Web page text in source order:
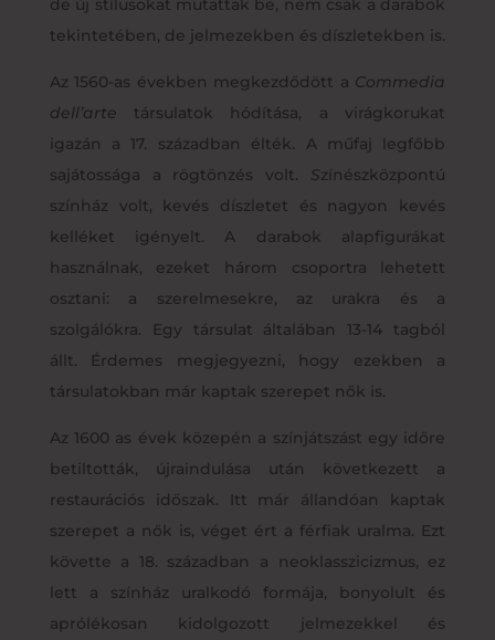
tekintetében, de jelmezekben és díszletekben is.
Az 1560-as években megkezdődött a Commedia
dell’arte társulatok hódítása, a virágkorukat
igazán a 17. században élték. A műfaj legfőbb
sajátossága a rögtönzés volt. Színészközpontú
színház volt, kevés díszletet és nagyon kevés
kelléket igényelt. A darabok alapfigurákat
használnak, ezeket három csoportra lehetett
osztani: a szerelmesekre, az urakra és a
szolgálókra. Egy társulat általában 13-14 tagból
állt. Érdemes megjegyezni, hogy ezekben a
társulatokban már kaptak szerepet nők is.
Az 1600 as évek közepén a színjátszást egy időre
betiltották, újraindulása után következett a
restaurációs időszak. Itt már állandóan kaptak
szerepet a nők is, véget ért a férfiak uralma. Ezt
követte a 18. században a neoklasszicizmus, ez
lett a színház uralkodó formája, bonyolult és
aprólékosan kidolgozott jelmezekkel és